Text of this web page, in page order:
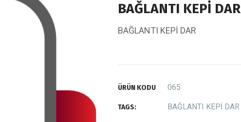
BAĞLANTI KEPİ DAR
BAĞLANTI KEPİ DAR
ÜRÜN KODU 065
TAGS: BAĞLANTI KEPİ DAR